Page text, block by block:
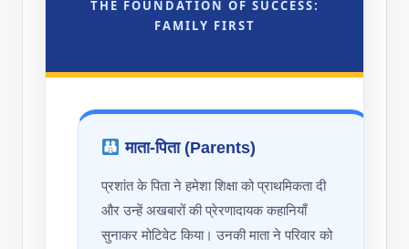
THE FOUNDATION OF SUCCESS:
FAMILY FIRST
माता-पिता (Parents)
प्रशांत के पिता ने हमेशा शिक्षा को प्राथमिकता दी
और उन्हें अखबारों की प्रेरणादायक कहानियाँ
सुनाकर मोटिवेट किया। उनकी माता ने परिवार को